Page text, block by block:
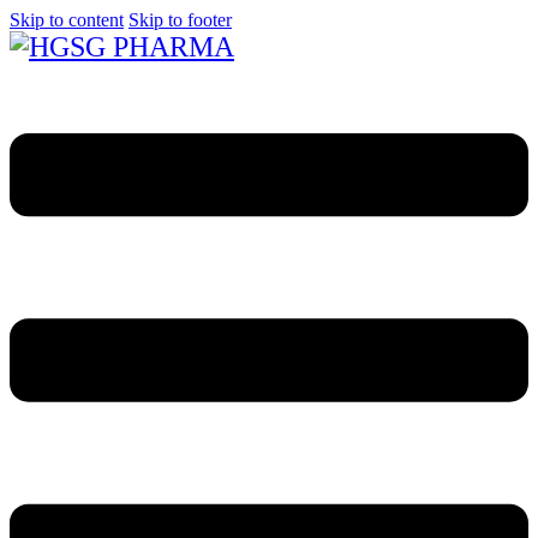
Skip to content Skip to footer